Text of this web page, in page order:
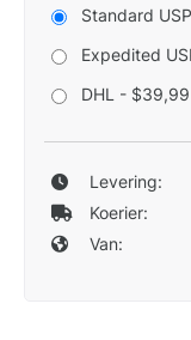
Standard
Expedited
DHL - $39,99
Levering:
Koerier:
Van: